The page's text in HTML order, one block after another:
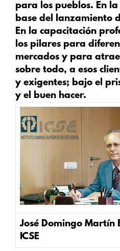
para los pueblos. En
base del lanzamiento
En la capacitación
los pilares para
mercados y para
sobre todo, a esos
y exigentes; bajo el
y el buen hacer.
José Domingo Martín
ICSE